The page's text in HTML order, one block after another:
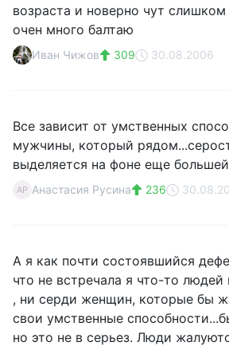
возраста и новерно чут слишком
очен много балтаю
Иван Чижов 309 30.08.2006
Все зависит от умственных
мужчины, который
выделяется на фоне еще
АР Анастасия Русина 236
А я как почти состоявшийся
что не встречала я что-то
, ни сeрди женщин, которые бы
свои умственные
но это не в серьез. Люди